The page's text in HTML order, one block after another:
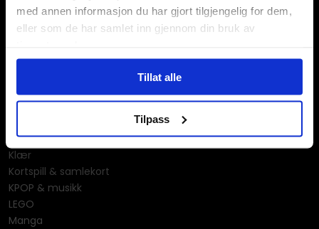
med annen informasjon du har gjort tilgjengelig for dem,
eller som de har samlet inn gjennom din bruk av
Tillat alle
Tilpass
Våre kategorier
Brettspill
Bøker
Hobby & fritid
Klær
Kortspill & samlekort
KPOP & musikk
LEGO
Manga